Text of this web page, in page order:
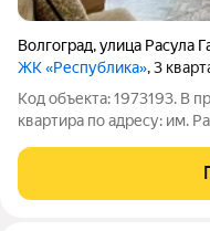
Волгоград,улица Расула
ЖК «Республика», 3
Код объекта: 1973193. В
квартиpа по aдресу: им.
жилая 19.00 кв. м. / куxня
жилом cocтоянии.